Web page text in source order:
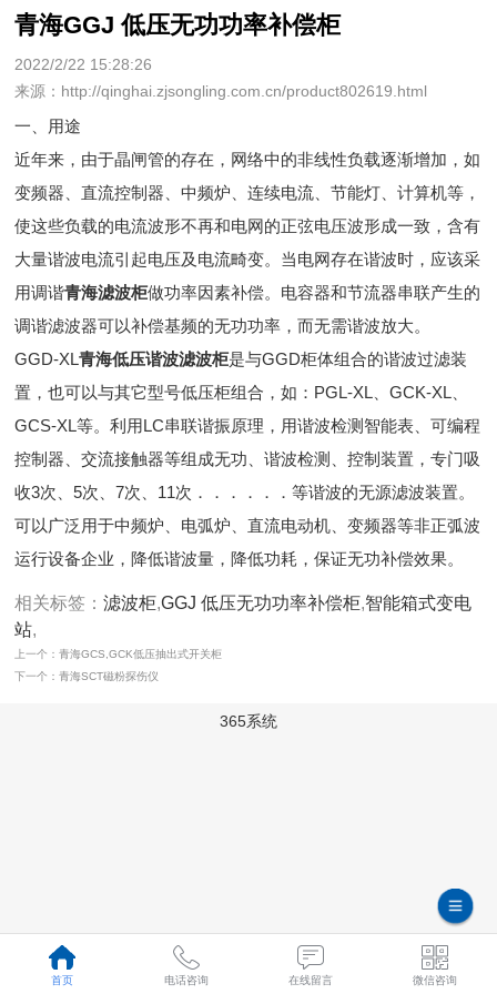
青海GGJ 低压无功功率补偿柜
2022/2/22 15:28:26
来源：http://qinghai.zjsongling.com.cn/product802619.html
一、用途
近年来，由于晶闸管的存在，网络中的非线性负载逐渐增加，如
变频器、直流控制器、中频炉、连续电流、节能灯、计算机等，
使这些负载的电流波形不再和电网的正弦电压波形成一致，含有
大量谐波电流引起电压及电流畸变。当电网存在谐波时，应该采
用调谐青海滤波柜做功率因素补偿。电容器和节流器串联产生的
调谐滤波器可以补偿基频的无功功率，而无需谐波放大。
GGD-XL青海低压谐波滤波柜是与GGD柜体组合的谐波过滤装
置，也可以与其它型号低压柜组合，如：PGL-XL、GCK-XL、
GCS-XL等。利用LC串联谐振原理，用谐波检测智能表、可编程
控制器、交流接触器等组成无功、谐波检测、控制装置，专门吸
收3次、5次、7次、11次．．．．．．等谐波的无源滤波装置。
可以广泛用于中频炉、电弧炉、直流电动机、变频器等非正弧波
运行设备企业，降低谐波量，降低功耗，保证无功补偿效果。
相关标签：滤波柜,GGJ 低压无功功率补偿柜,智能箱式变电
站,
上一个：青海GCS,GCK低压抽出式开关柜
下一个：青海SCT磁粉探伤仪
365系统
首页 电话咨询 在线留言 微信咨询